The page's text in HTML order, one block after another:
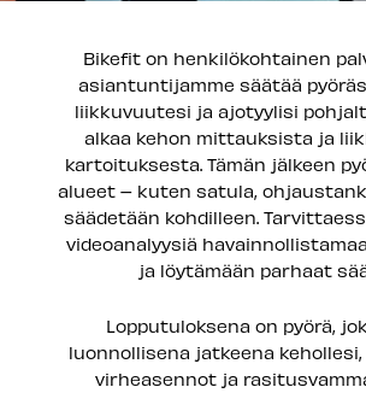
Bikefit on henkilökohtainen
asiantuntijamme säätää
liikkuvuutesi ja ajotyylisi
alkaa kehon mittauksista ja
kartoituksesta. Tämän jälkeen
alueet – kuten satula,
säädetään kohdilleen.
videoanalyysiä
ja löytämään parhaat
Lopputuloksena on pyörä,
luonnollisena jatkeena
virheasennot ja